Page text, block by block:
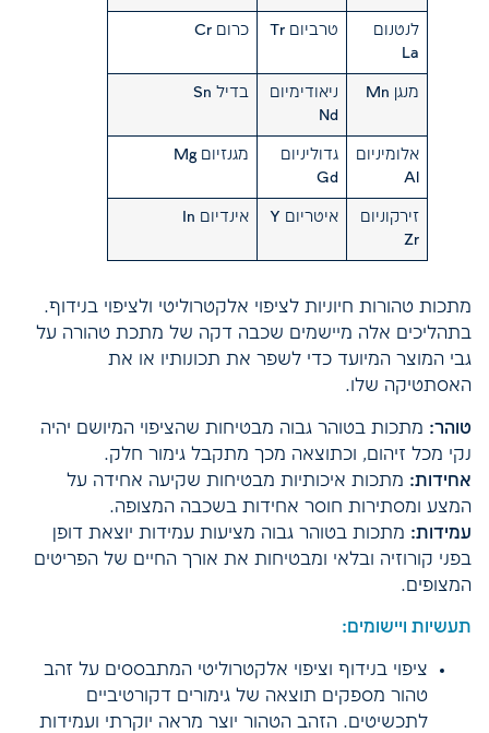
לנטנום
La
טרביום Tr כרום Cr
מנגן Mn
ניאודימיום
Nd
בדיל Sn
אלומיניום
Al
גדוליניום
Gd
מגנזיום Mg
זירקוניום
Zr
איטריום Y אינדיום In
מתכות טהורות חיוניות לציפוי אלקטרוליטי ולציפוי בנידוף.
בתהליכים אלה מיישמים שכבה דקה של מתכת טהורה על
גבי המוצר המיועד כדי לשפר את תכונותיו או את
האסתטיקה שלו.
טוהר: מתכות בטוהר גבוה מבטיחות שהציפוי המיושם יהיה
נקי מכל זיהום, וכתוצאה מכך מתקבל גימור חלק.
אחידות: מתכות איכותיות מבטיחות שקיעה אחידה על
המצע ומסתירות חוסר אחידות בשכבה המצופה.
עמידות: מתכות בטוהר גבוה מציעות עמידות יוצאת דופן
בפני קורוזיה ובלאי ומבטיחות את אורך החיים של הפריטים
המצופים.
תעשיות ויישומים:
ציפוי בנידוף וציפוי אלקטרוליטי המתבססים על זהב
טהור מספקים תוצאה של גימורים דקורטיביים
לתכשיטים. הזהב הטהור יוצר מראה יוקרתי ועמידות